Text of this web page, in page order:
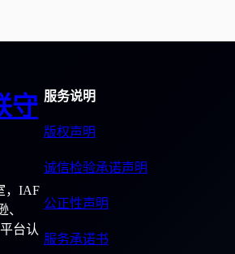
守
，IAF
、
台认
服务说明
版权声明
诚信检验承诺声明
公正性声明
服务承诺书